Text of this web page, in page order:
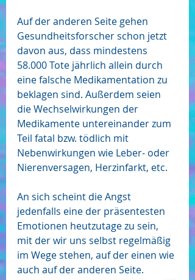
Auf der anderen Seite gehen
Gesundheitsforscher schon jetzt
davon aus, dass mindestens
58.000 Tote jährlich allein durch
eine falsche Medikamentation zu
beklagen sind. Außerdem seien
die Wechselwirkungen der
Medikamente untereinander zum
Teil fatal bzw. tödlich mit
Nebenwirkungen wie Leber- oder
Nierenversagen, Herzinfarkt, etc.
An sich scheint die Angst
jedenfalls eine der präsentesten
Emotionen heutzutage zu sein,
mit der wir uns selbst regelmäßig
im Wege stehen, auf der einen wie
auch auf der anderen Seite.